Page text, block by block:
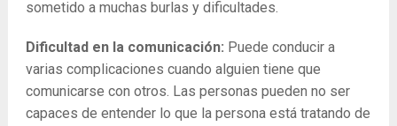
sometido a muchas burlas y dificultades.
Dificultad en la comunicación: Puede conducir a
varias complicaciones cuando alguien tiene que
comunicarse con otros. Las personas pueden no ser
capaces de entender lo que la persona está tratando de